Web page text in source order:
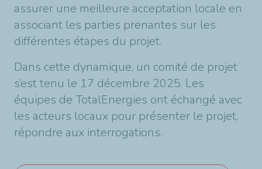
assurer une meilleure acceptation locale en
associant les parties prenantes sur les
différentes étapes du projet.
Dans cette dynamique, un comité de projet
s’est tenu le 17 décembre 2025. Les
équipes de TotalEnergies ont échangé avec
les acteurs locaux pour présenter le projet,
répondre aux interrogations.